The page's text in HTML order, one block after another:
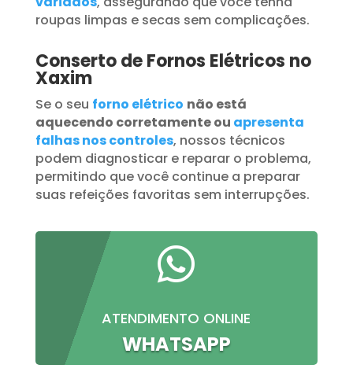
roupas limpas e secas sem complicações.
Conserto de Fornos Elétricos no
Xaxim
Se o seu forno elétrico não está
aquecendo corretamente ou apresenta
falhas nos controles, nossos técnicos
podem diagnosticar e reparar o problema,
permitindo que você continue a preparar
suas refeições favoritas sem interrupções.

ATENDIMENTO ONLINE
WHATSAPP